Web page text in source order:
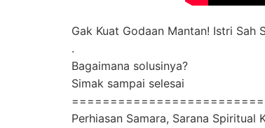
Gak Kuat Godaan Mantan! Istri Sah
.
Bagaimana solusinya?
Simak sampai selesai
Perhiasan Samara, Sarana Spiritual